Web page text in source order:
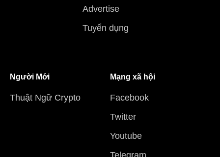
Advertise
Tuyển dụng
Người Mới
Thuật Ngữ Crypto
Mạng xã hội
Facebook
Twitter
Youtube